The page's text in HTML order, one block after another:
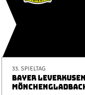
33. SPIELTAG
BAYER